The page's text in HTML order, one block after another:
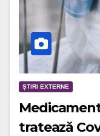
ȘTIRI EXTERNE
tratează